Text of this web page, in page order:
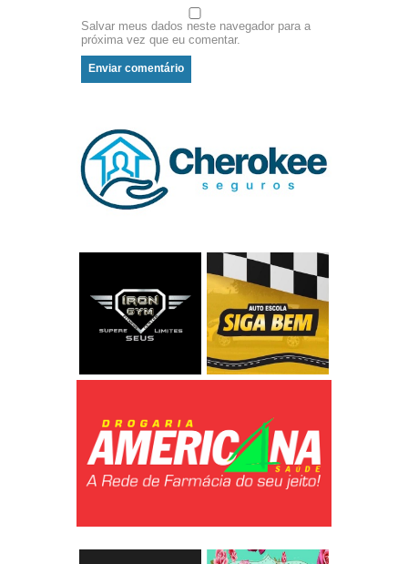
Salvar meus dados neste navegador para a
próxima vez que eu comentar.